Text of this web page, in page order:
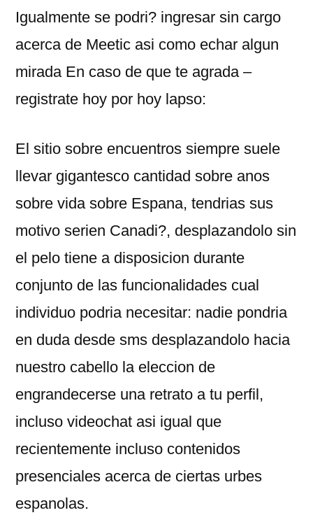
Igualmente se podri? ingresar sin cargo
acerca de Meetic asi­ como echar algun
mirada En caso de que te agrada –
registrate hoy por hoy lapso:
El sitio sobre encuentros siempre suele
llevar gigantesco cantidad sobre anos
sobre vida sobre Espana, tendri­as sus
motivo seri­en Canadi?, desplazandolo sin
el pelo tiene a disposicion durante
conjunto de las funcionalidades cual
individuo podria necesitar: nadie pondri­a
en duda desde sms desplazandolo hacia
nuestro cabello la eleccion de
engrandecerse una retrato a tu perfil,
incluso videochat asi­ igual que
recientemente incluso contenidos
presenciales acerca de ciertas urbes
espanolas.